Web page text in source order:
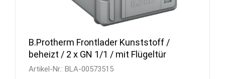
B.Protherm Frontlader Kunststoff /
beheizt / 2 x GN 1/1 / mit Flügeltür
Artikel-Nr.: BLA-00573515